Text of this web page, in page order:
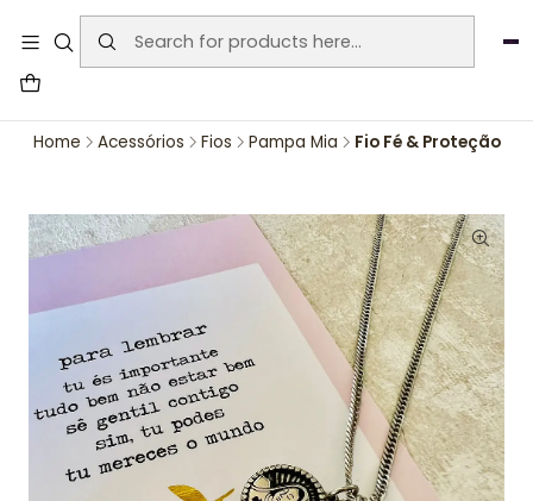
User-agent: * Allow: / Sitemap:
https://www.auraemporium.pt/sitemap.xml
Home Acessórios Fios Pampa Mia Fio Fé & Proteção